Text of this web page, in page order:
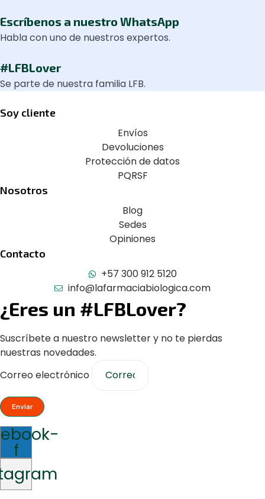
Escríbenos a nuestro WhatsApp
Habla con uno de nuestros expertos.
#LFBLover
Se parte de nuestra familia LFB.
Soy cliente
Envíos
Devoluciones
Protección de datos
PQRSF
Nosotros
Blog
Sedes
Opiniones
Contacto
+57 300 912 5120
info@lafarmaciabiologica.com
¿Eres un #LFBLover?
Suscríbete a nuestro newsletter y no te pierdas
nuestras novedades.
Correo electrónico
Enviar
f